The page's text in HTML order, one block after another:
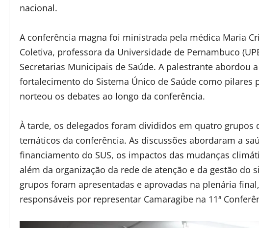
nacional.
A conferência magna foi ministrada pela médica Maria
Coletiva, professora da Universidade de Pernambuco
Secretarias Municipais de Saúde. A palestrante abordou
fortalecimento do Sistema Único de Saúde como
norteou os debates ao longo da conferência.
À tarde, os delegados foram divididos em quatro grupos
temáticos da conferência. As discussões abordaram a
financiamento do SUS, os impactos das mudanças
além da organização da rede de atenção e da gestão do
grupos foram apresentadas e aprovadas na plenária
responsáveis por representar Camaragibe na 11ª